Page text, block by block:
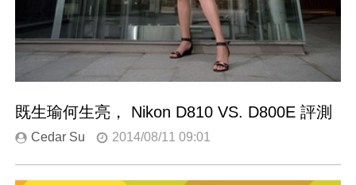
既生瑜何生亮， Nikon D810 VS. D800E 評測
Cedar Su 2014/08/11 09:01